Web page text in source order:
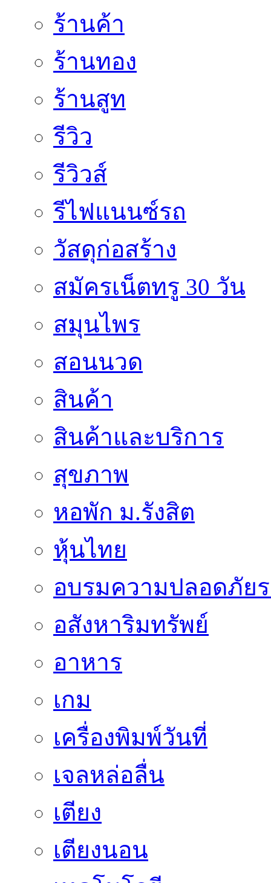
ร้านค้า
ร้านทอง
ร้านสูท
รีวิว
รีวิวส์
รีไฟแนนซ์รถ
วัสดุก่อสร้าง
สมัครเน็ตทรู 30 วัน
สมุนไพร
สอนนวด
สินค้า
สินค้าและบริการ
สุขภาพ
หอพัก ม.รังสิต
หุ้นไทย
อบรมความปลอดภัย
อสังหาริมทรัพย์
อาหาร
เกม
เครื่องพิมพ์วันที่
เจลหล่อลื่น
เตียง
เตียงนอน